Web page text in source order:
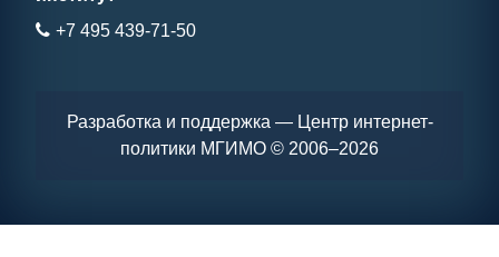
+7 495 439-71-50
Разработка и поддержка — Центр интернет-
политики МГИМО © 2006–2026